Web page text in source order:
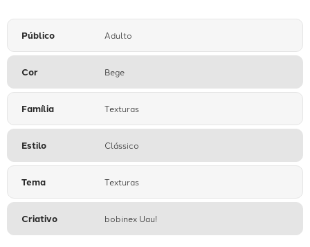
Público Adulto
Cor Bege
Família Texturas
Estilo Clássico
Tema Texturas
Criativo bobinex Uau!